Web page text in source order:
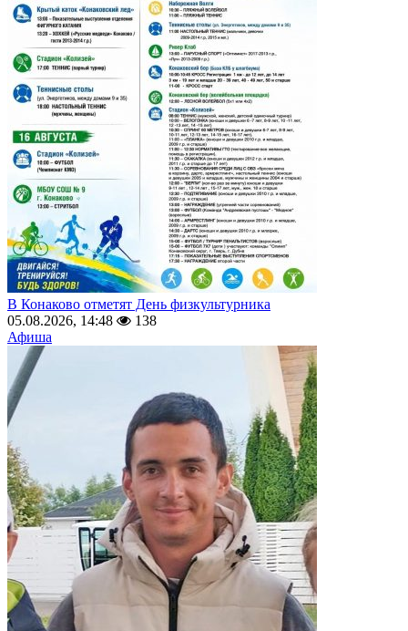
В Конаково отметят День физкультурника
05.08.2026, 14:48
138
Афиша